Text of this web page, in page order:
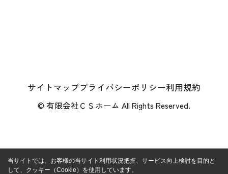
サイトマッププライバシーポリシー利用規約
© 有限会社ＣＳホーム All Rights Reserved.
当サイトでは、お客様の当サイト利用状況把握、サービス向上検討を目的と
して、クッキー（Cookie）を使用しています。